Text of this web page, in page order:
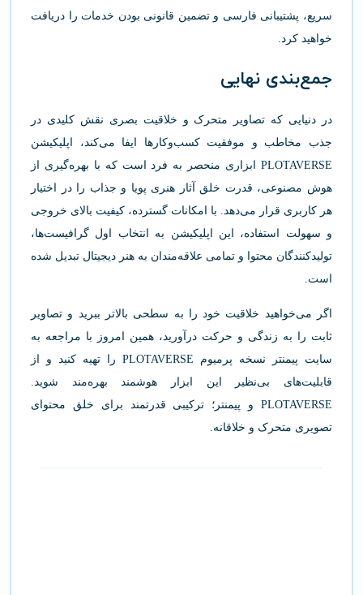
سریع، پشتیبانی فارسی و تضمین قانونی بودن خدمات را دریافت
خواهید کرد.
جمع‌بندی نهایی
در دنیایی که تصاویر متحرک و خلاقیت بصری نقش کلیدی در
جذب مخاطب و موفقیت کسب‌وکارها ایفا می‌کند، اپلیکیشن
PLOTAVERSE ابزاری منحصر به فرد است که با بهره‌گیری از
هوش مصنوعی، قدرت خلق آثار هنری پویا و جذاب را در اختیار
هر کاربری قرار می‌دهد. با امکانات گسترده، کیفیت بالای خروجی
و سهولت استفاده، این اپلیکیشن به انتخاب اول گرافیست‌ها،
تولیدکنندگان محتوا و تمامی علاقه‌مندان به هنر دیجیتال تبدیل شده
است.
اگر می‌خواهید خلاقیت خود را به سطحی بالاتر ببرید و تصاویر
ثابت را به زندگی و حرکت درآورید، همین امروز با مراجعه به
سایت پیمنتر نسخه پرمیوم PLOTAVERSE را تهیه کنید و از
قابلیت‌های بی‌نظیر این ابزار هوشمند بهره‌مند شوید.
PLOTAVERSE و پیمنتر؛ ترکیبی قدرتمند برای خلق محتوای
تصویری متحرک و خلاقانه.